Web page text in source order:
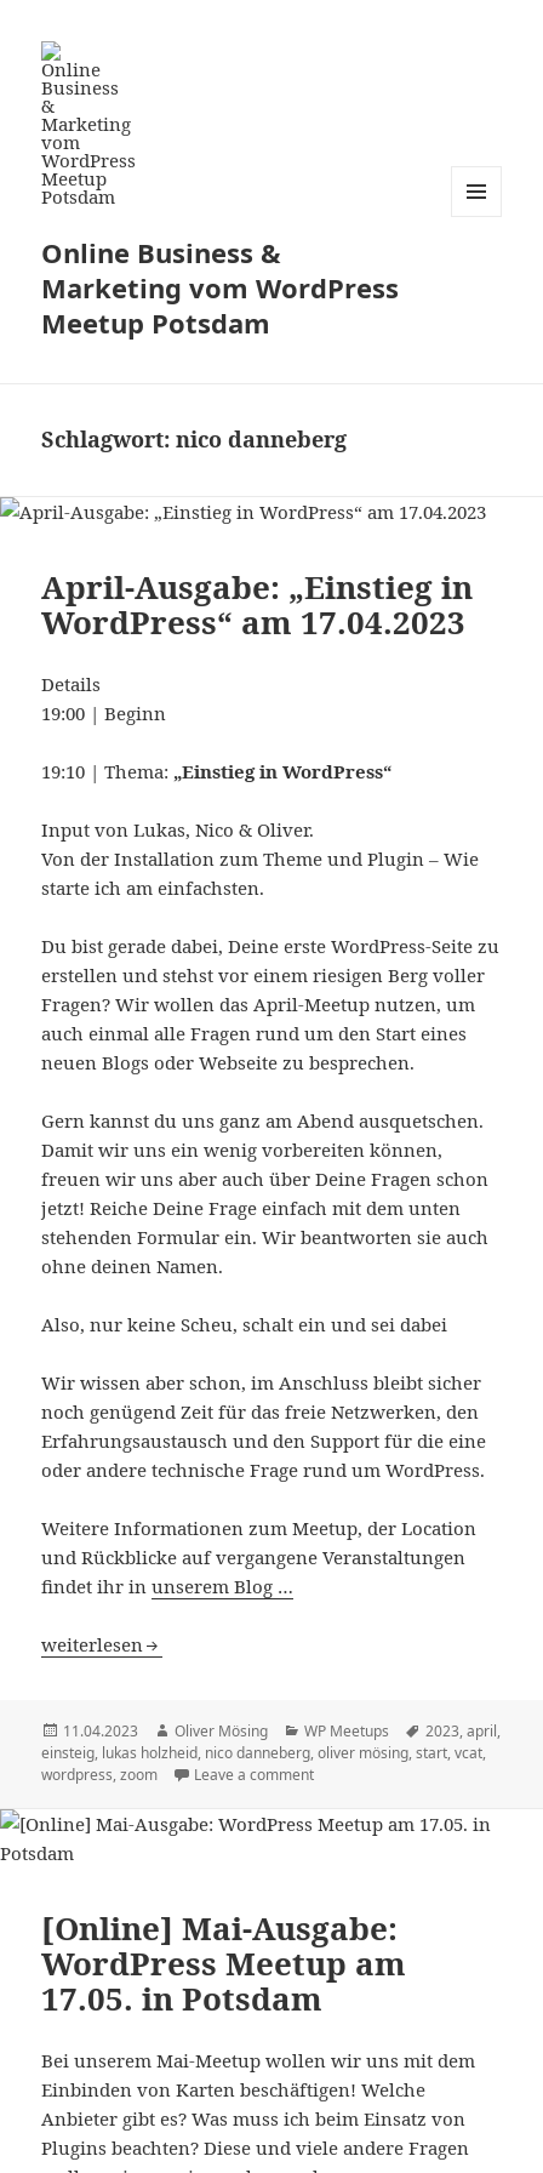
Online Business &
Marketing vom WordPress
Meetup Potsdam
Schlagwort:nico danneberg
April-Ausgabe: „Einstieg in
WordPress“ am 17.04.2023
Details
19:00 | Beginn
19:10 | Thema: „Einstieg in WordPress“
Input von Lukas, Nico & Oliver.
Von der Installation zum Theme und Plugin – Wie
starte ich am einfachsten.
Du bist gerade dabei, Deine erste WordPress-Seite zu
erstellen und stehst vor einem riesigen Berg voller
Fragen? Wir wollen das April-Meetup nutzen, um
auch einmal alle Fragen rund um den Start eines
neuen Blogs oder Webseite zu besprechen.
Gern kannst du uns ganz am Abend ausquetschen.
Damit wir uns ein wenig vorbereiten können,
freuen wir uns aber auch über Deine Fragen schon
jetzt! Reiche Deine Frage einfach mit dem unten
stehenden Formular ein. Wir beantworten sie auch
ohne deinen Namen.
Also, nur keine Scheu, schalt ein und sei dabei
Wir wissen aber schon, im Anschluss bleibt sicher
noch genügend Zeit für das freie Netzwerken, den
Erfahrungsaustausch und den Support für die eine
oder andere technische Frage rund um WordPress.
Weitere Informationen zum Meetup, der Location
und Rückblicke auf vergangene Veranstaltungen
findet ihr inunserem Blog …
April-Ausgabe: „Einstieg in WordPress“ am 17.04.2023
weiterlesen
Veröffentlicht
am
11.04.2023 Autor
Oliver Mösing Kategorien
WP Meetups Schlagwörter
2023,april,
einsteig, lukas holzheid, nico danneberg,oliver mösing,start,vcat,
wordpress,zoom Leave a comment
[Online] Mai-Ausgabe:
WordPress Meetup am
17.05. in Potsdam
Bei unserem Mai-Meetup wollen wir uns mit dem
Einbinden von Karten beschäftigen! Welche
Anbieter gibt es? Was muss ich beim Einsatz von
Plugins beachten? Diese und viele andere Fragen